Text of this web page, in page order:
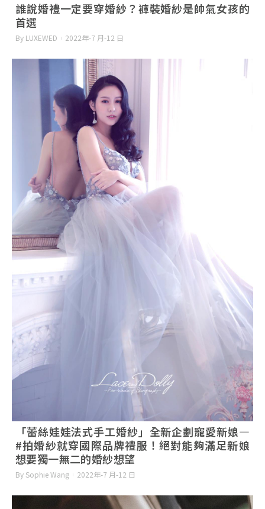
誰說婚禮一定要穿婚紗？褲裝婚紗是帥氣女孩的
首選
By LUXEWED 2022年-7 月-12 日
「蕾絲娃娃法式手工婚紗」全新企劃寵愛新娘—
#拍婚紗就穿國際品牌禮服！絕對能夠滿足新娘
想要獨一無二的婚紗想望
By Sophie Wang 2022年-7 月-12 日